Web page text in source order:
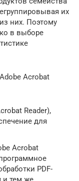
их
них. Поэтому
в выборе
Acrobat
Reader),
для
Acrobat
PDF-